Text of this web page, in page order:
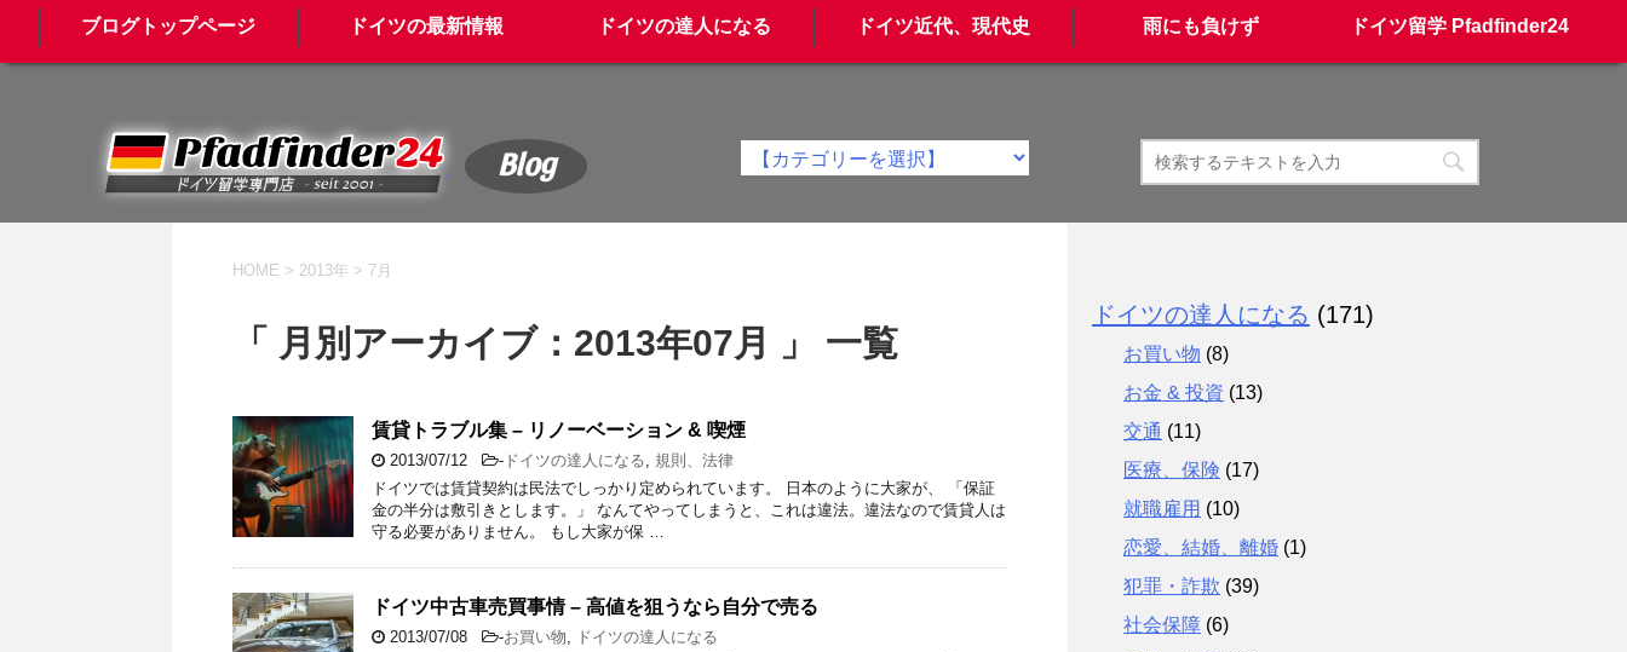
ブログトップページ ドイツの最新情報 ドイツの達人になる ドイツ近代、現代史 雨にも負けず ドイツ留学 Pfadfinder24
Blog
HOME > 2013年 > 7月
「 月別アーカイブ：2013年07月 」 一覧
賃貸トラブル集 – リノーベーション & 喫煙
2013/07/12 - ドイツの達人になる
規則、法律
ドイツでは賃貸契約は民法でしっかり定められています。 日本のように大家が、 「保証
金の半分は敷引きとします。」 なんてやってしまうと、これは違法。違法なので賃貸人は
守る必要がありません。 もし大家が保 …
ドイツ中古車売買事情 – 高値を狙うなら自分で売る
2013/07/08 -お買い物
ドイツの達人になる
ドイツの達人になる (171)
お買い物 (8)
お金 & 投資 (13)
交通 (11)
医療、保険 (17)
就職雇用 (10)
恋愛、結婚、離婚 (1)
犯罪・詐欺 (39)
社会保障 (6)